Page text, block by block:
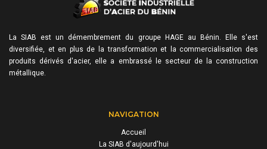
La SIAB est un démembrement du groupe HAGE au Bénin. Elle s'est
diversifiée, et en plus de la transformation et la commercialisation des
produits dérivés d'acier, elle a embrassé le secteur de la construction
métallique.
NAVIGATION
Accueil
La SIAB d'aujourd'hui